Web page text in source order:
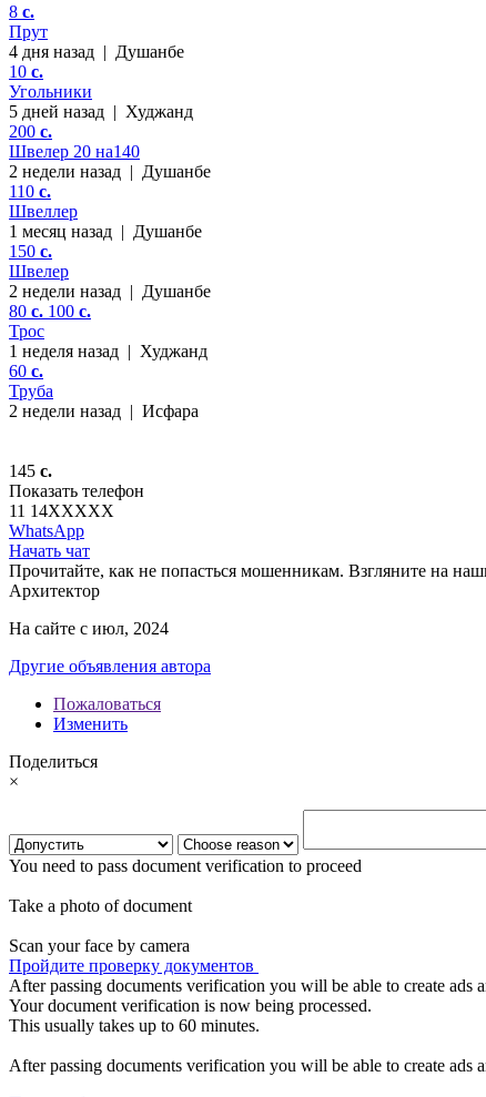
8 c.
Прут
4 дня назад | Душанбе
10 c.
Угольники
5 дней назад | Худжанд
200 c.
Швелер 20 на140
2 недели назад | Душанбе
110 c.
Швеллер
1 месяц назад | Душанбе
150 c.
Швелер
2 недели назад | Душанбе
80 c. 100 c.
Трос
1 неделя назад | Худжанд
60 c.
Труба
2 недели назад | Исфара
145 c.
Показать телефон
11 14XXXXX
WhatsApp
Начать чат
Прочитайте, как не попасться мошенникам. Взгляните на
Архитектор
На сайте с июл, 2024
Другие объявления автора
Пожаловаться
Изменить
Поделиться
×
You need to pass document verification to proceed
Take a photo of document
Scan your face by camera
Пройдите проверку документов
After passing documents verification you will be able to create ads
Your document verification is now being processed.
This usually takes up to 60 minutes.
After passing documents verification you will be able to create ads